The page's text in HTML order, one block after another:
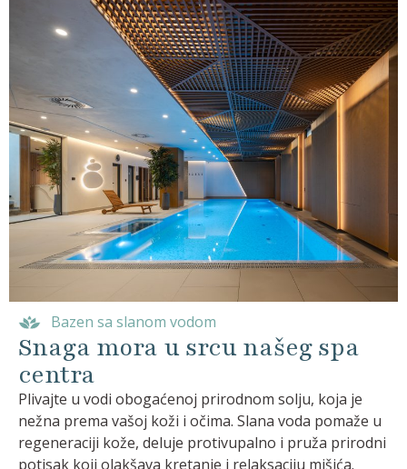
Bazen sa slanom vodom
Snaga mora u srcu našeg spa
centra
Plivajte u vodi obogaćenoj prirodnom solju, koja je
nežna prema vašoj koži i očima. Slana voda pomaže u
regeneraciji kože, deluje protivupalno i pruža prirodni
potisak koji olakšava kretanje i relaksaciju mišića.